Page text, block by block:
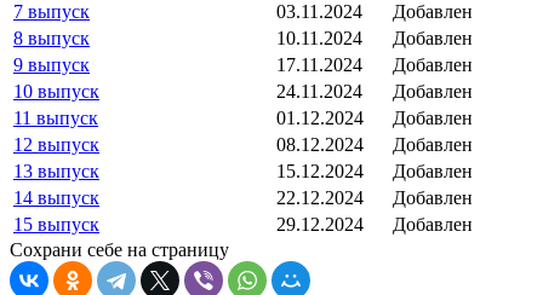
7 выпуск
03.11.2024
Добавлен
8 выпуск
10.11.2024
Добавлен
9 выпуск
17.11.2024
Добавлен
10 выпуск
24.11.2024
Добавлен
11 выпуск
01.12.2024
Добавлен
12 выпуск
08.12.2024
Добавлен
13 выпуск
15.12.2024
Добавлен
14 выпуск
22.12.2024
Добавлен
15 выпуск
29.12.2024
Добавлен
Сохрани себе на страницу